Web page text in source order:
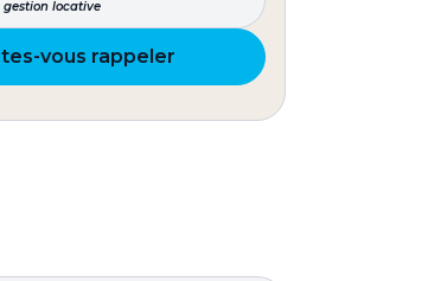
gestion locative
vous rappeler